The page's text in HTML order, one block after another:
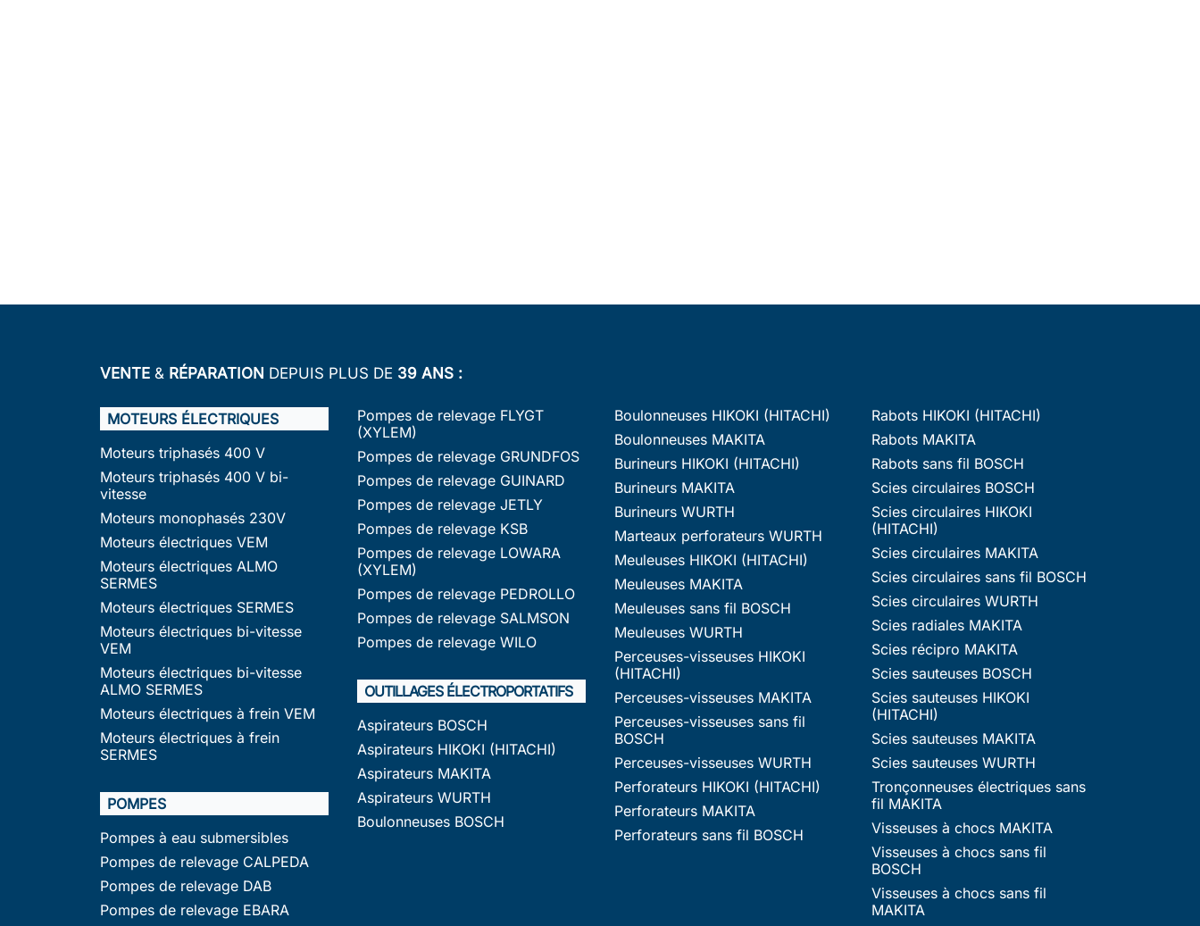
VENTE & RÉPARATION DEPUIS PLUS DE 39 ANS :
MOTEURS ÉLECTRIQUES
Moteurs triphasés 400 V
Moteurs triphasés 400 V bi-
vitesse
Moteurs monophasés 230V
Moteurs électriques VEM
Moteurs électriques ALMO
SERMES
Moteurs électriques SERMES
Moteurs électriques bi-vitesse
VEM
Moteurs électriques bi-vitesse
ALMO SERMES
Moteurs électriques à frein VEM
Moteurs électriques à frein
SERMES
POMPES
Pompes à eau submersibles
Pompes de relevage CALPEDA
Pompes de relevage DAB
Pompes de relevage EBARA
Pompes de relevage FLYGT
(XYLEM)
Pompes de relevage GRUNDFOS
Pompes de relevage GUINARD
Pompes de relevage JETLY
Pompes de relevage KSB
Pompes de relevage LOWARA
(XYLEM)
Pompes de relevage PEDROLLO
Pompes de relevage SALMSON
Pompes de relevage WILO
OUTILLAGES ÉLECTROPORTATIFS
Aspirateurs BOSCH
Aspirateurs HIKOKI (HITACHI)
Aspirateurs MAKITA
Aspirateurs WURTH
Boulonneuses BOSCH
Boulonneuses HIKOKI (HITACHI)
Boulonneuses MAKITA
Burineurs HIKOKI (HITACHI)
Burineurs MAKITA
Burineurs WURTH
Marteaux perforateurs WURTH
Meuleuses HIKOKI (HITACHI)
Meuleuses MAKITA
Meuleuses sans fil BOSCH
Meuleuses WURTH
Perceuses-visseuses HIKOKI
(HITACHI)
Perceuses-visseuses MAKITA
Perceuses-visseuses sans fil
BOSCH
Perceuses-visseuses WURTH
Perforateurs HIKOKI (HITACHI)
Perforateurs MAKITA
Perforateurs sans fil BOSCH
Rabots HIKOKI (HITACHI)
Rabots MAKITA
Rabots sans fil BOSCH
Scies circulaires BOSCH
Scies circulaires HIKOKI
(HITACHI)
Scies circulaires MAKITA
Scies circulaires sans fil BOSCH
Scies circulaires WURTH
Scies radiales MAKITA
Scies récipro MAKITA
Scies sauteuses BOSCH
Scies sauteuses HIKOKI
(HITACHI)
Scies sauteuses MAKITA
Scies sauteuses WURTH
Tronçonneuses électriques sans
fil MAKITA
Visseuses à chocs MAKITA
Visseuses à chocs sans fil
BOSCH
Visseuses à chocs sans fil
MAKITA